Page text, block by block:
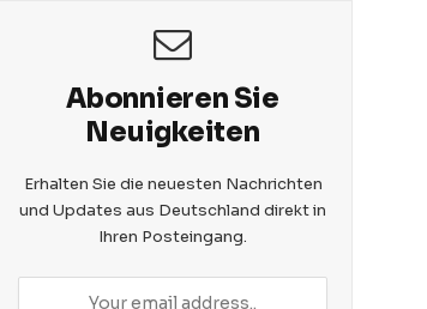
Abonnieren Sie
Neuigkeiten
Erhalten Sie die neuesten Nachrichten
und Updates aus Deutschland direkt in
Ihren Posteingang.